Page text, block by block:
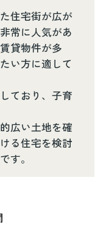
住宅街が広が
常に人気があ
貸物件が多
い方に適して
ており、子育
広い土地を確
る住宅を検討
す。